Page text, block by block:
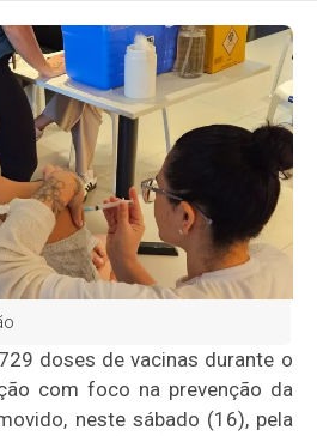
doses de vacinas durante o
com foco na prevenção da
neste sábado (16), pela